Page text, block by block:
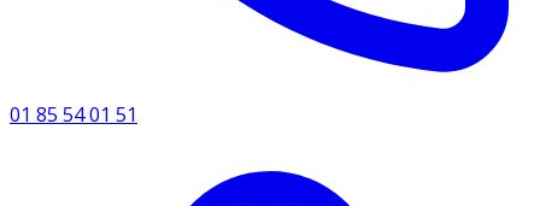
01 85 54 01 51